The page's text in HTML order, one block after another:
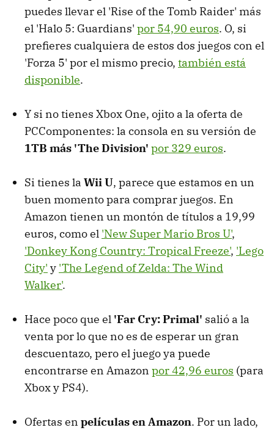
puedes llevar el 'Rise of the Tomb Raider' más
el 'Halo 5: Guardians' por 54,90 euros. O, si
prefieres cualquiera de estos dos juegos con el
'Forza 5' por el mismo precio, también está
disponible.
Y si no tienes Xbox One, ojito a la oferta de
PCComponentes: la consola en su versión de
1TB más 'The Division' por 329 euros.
Si tienes la Wii U, parece que estamos en un
buen momento para comprar juegos. En
Amazon tienen un montón de títulos a 19,99
euros, como el 'New Super Mario Bros U',
'Donkey Kong Country: Tropical Freeze', 'Lego
City' y 'The Legend of Zelda: The Wind
Walker'.
Hace poco que el 'Far Cry: Primal' salió a la
venta por lo que no es de esperar un gran
descuentazo, pero el juego ya puede
encontrarse en Amazon por 42,96 euros (para
Xbox y PS4).
Ofertas en películas en Amazon. Por un lado,